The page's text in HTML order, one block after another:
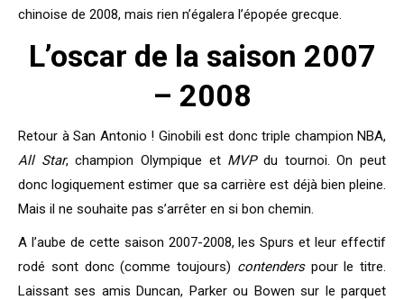
chinoise de 2008, mais rien n’égalera l’épopée grecque.
L’oscar de la saison 2007
– 2008
Retour à San Antonio ! Ginobili est donc triple champion NBA,
All Star, champion Olympique et MVPdu tournoi. On peut
donc logiquement estimer que sa carrière est déjà bien pleine.
Mais il ne souhaite pas s’arrêter en si bon chemin.
A l’aube de cette saison 2007-2008, les Spurs et leur effectif
rodé sont donc (comme toujours) contenderspour le titre.
Laissant ses amis Duncan, Parker ou Bowen sur le parquet